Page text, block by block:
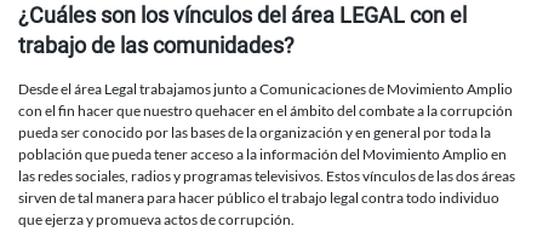
¿Cuáles son los vínculos del área LEGAL con el
trabajo de las comunidades?
Desde el área Legal trabajamos junto a Comunicaciones de Movimiento Amplio
con el fin hacer que nuestro quehacer en el ámbito del combate a la corrupción
pueda ser conocido por las bases de la organización y en general por toda la
población que pueda tener acceso a la información del Movimiento Amplio en
las redes sociales, radios y programas televisivos. Estos vínculos de las dos áreas
sirven de tal manera para hacer público el trabajo legal contra todo individuo
que ejerza y promueva actos de corrupción.